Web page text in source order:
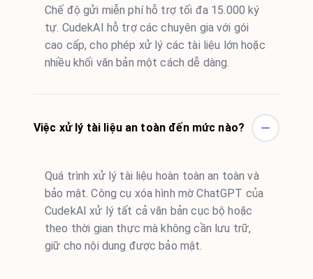
Chế độ gửi miễn phí hỗ trợ tối đa 15.000 ký
tự. CudekAI hỗ trợ các chuyên gia với gói
cao cấp, cho phép xử lý các tài liệu lớn hoặc
nhiều khối văn bản một cách dễ dàng.
Việc xử lý tài liệu an toàn đến mức nào?
Quá trình xử lý tài liệu hoàn toàn an toàn và
bảo mật. Công cụ xóa hình mờ ChatGPT của
CudekAI xử lý tất cả văn bản cục bộ hoặc
theo thời gian thực mà không cần lưu trữ,
giữ cho nội dung được bảo mật.